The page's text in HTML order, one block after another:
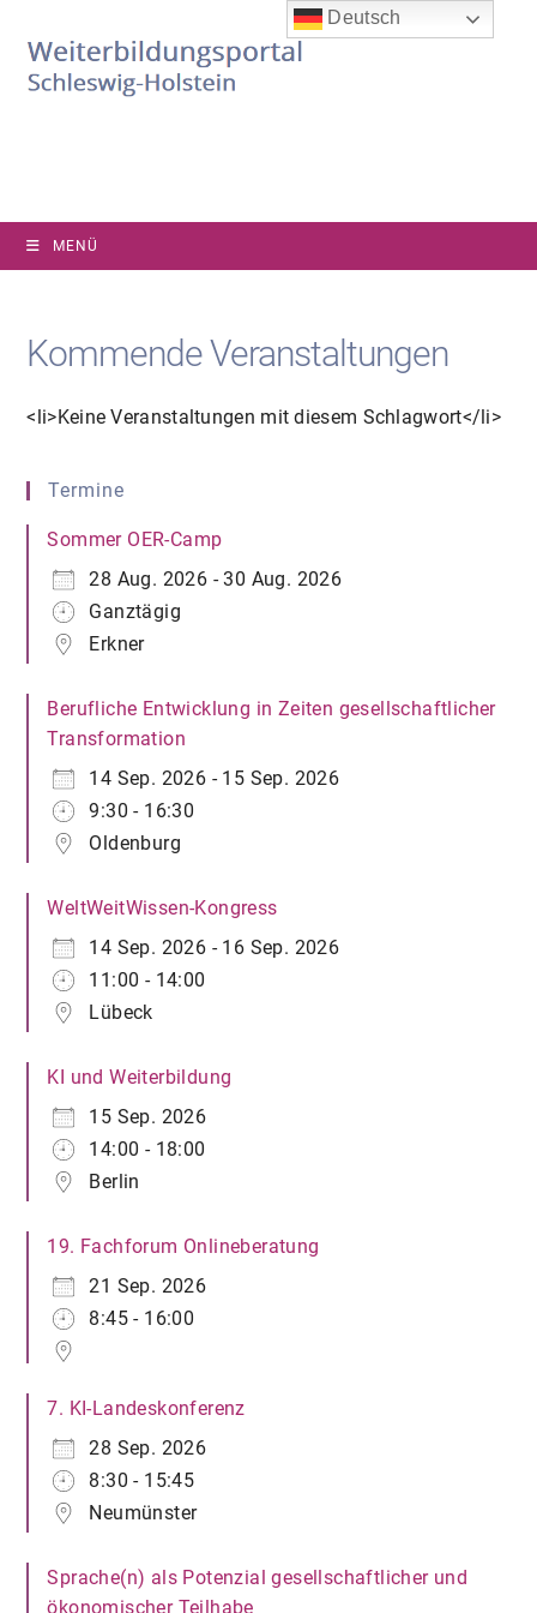
Inhalt
springen
MENÜ
Kommende Veranstaltungen
<li>Keine Veranstaltungen mit diesem Schlagwort</li>
Termine
Sommer OER-Camp
28 Aug. 2026 - 30 Aug. 2026
Ganztägig
Erkner
Berufliche Entwicklung in Zeiten gesellschaftlicher
Transformation
14 Sep. 2026 - 15 Sep. 2026
9:30 - 16:30
Oldenburg
WeltWeitWissen-Kongress
14 Sep. 2026 - 16 Sep. 2026
11:00 - 14:00
Lübeck
KI und Weiterbildung
15 Sep. 2026
14:00 - 18:00
Berlin
19. Fachforum Onlineberatung
21 Sep. 2026
8:45 - 16:00
7. KI-Landeskonferenz
28 Sep. 2026
8:30 - 15:45
Neumünster
Sprache(n) als Potenzial gesellschaftlicher und
ökonomischer Teilhabe
Deutsch